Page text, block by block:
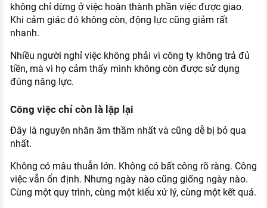
không chỉ dừng ở việc hoàn thành phần việc được giao.
Khi cảm giác đó không còn, động lực cũng giảm rất
nhanh.
Nhiều người nghỉ việc không phải vì công ty không trả đủ
tiền, mà vì họ cảm thấy mình không còn được sử dụng
đúng năng lực.
Công việc chỉ còn là lặp lại
Đây là nguyên nhân âm thầm nhất và cũng dễ bị bỏ qua
nhất.
Không có mâu thuẫn lớn. Không có bất công rõ ràng. Công
việc vẫn ổn định. Nhưng ngày nào cũng giống ngày nào.
Cùng một quy trình, cùng một kiểu xử lý, cùng một kết quả.